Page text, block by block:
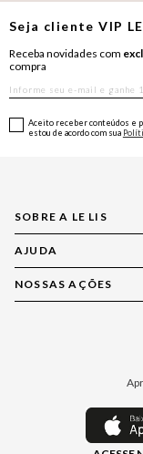
Seja clienteVIP
Receba novidades com
compra
Aceito receber conteúdos e
estou de acordo com sua
SOBRE A LE LIS
Quem Somos
Nossas Lojas
Política de
Central de
AJUDA
Compre pelo
Central de
Regulamentos
NOSSAS AÇÕES